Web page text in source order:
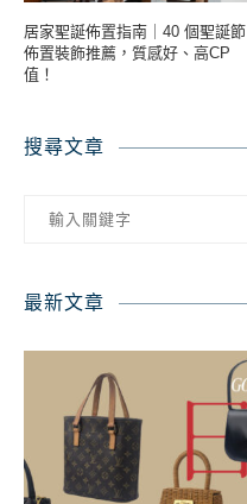
居家聖誕佈置指南｜40 個聖誕節
佈置裝飾推薦，質感好、高CP
值！
搜尋文章
最新文章